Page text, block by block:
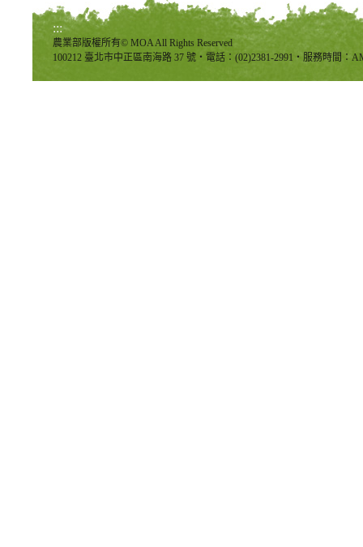
:::
農業部版權所有© MOA All Rights Reserved
100212 臺北市中正區南海路 37 號‧電話：(02)2381-2991‧服務時間：